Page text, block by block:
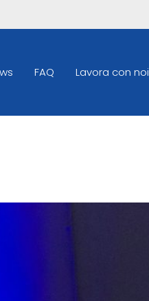
FAQ Lavora con noi